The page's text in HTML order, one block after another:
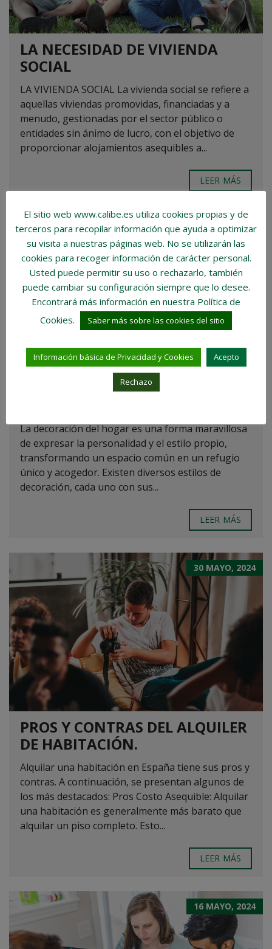
LA NECESIDAD DE VIVIENDA
SOCIAL
LA VIVIENDA SOCIAL La vivienda social se refiere a
aquellas viviendas promovidas, financiadas y a
menudo, gestionadas por el sector público o
entidades sin ánimo de lucro, con el objetivo de
proporcionar alojamientos asequibles a...
LEER MÁS
6 JUNIO, 2024
LA IMPORTANCIA DE LA
La decoración del hogar es una forma maravillosa
de expresar la personalidad y el estilo propio,
transformando un espacio común en un refugio
único y acogedor. Existen diversos estilos de
decoración, cada uno con sus...
LEER MÁS
30 MAYO, 2024
PROS Y CONTRAS DEL ALQUILER
DE HABITACIÓN.
Alquilar una habitación en España tiene sus pros y
contras. A continuación, se presentan algunos de
los más destacados: Pros Costo Asequible: Alquilar
una habitación es generalmente más barato que
alquilar un piso completo. Esto...
LEER MÁS
16 MAYO, 2024
El sitio web www.calibe.es utiliza cookies propias y de
terceros para recopilar información que ayuda a optimizar
su visita a nuestras páginas web. No se utilizarán las
cookies para recoger información de carácter personal.
Usted puede permitir su uso o rechazarlo, también
puede cambiar su configuración siempre que lo desee.
Encontrará más información en nuestra Política de
Cookies.
Saber más sobre las cookies del sitio
Información básica de Privacidad y Cookies Acepto
Rechazo